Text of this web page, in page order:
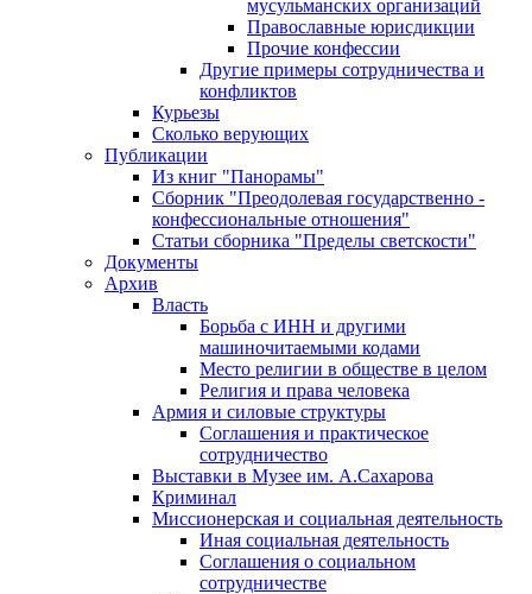
мусульманских организаций
Православные юрисдикции
Прочие конфессии
Другие примеры сотрудничества и
конфликтов
Курьезы
Сколько верующих
Публикации
Из книг "Панорамы"
Сборник "Преодолевая государственно -
конфессиональные отношения"
Статьи сборника "Пределы светскости"
Документы
Архив
Власть
Борьба с ИНН и другими
машиночитаемыми кодами
Место религии в обществе в целом
Религия и права человека
Армия и силовые структуры
Соглашения и практическое
сотрудничество
Выставки в Музее им. А.Сахарова
Криминал
Миссионерская и социальная деятельность
Иная социальная деятельность
Соглашения о социальном
сотрудничестве